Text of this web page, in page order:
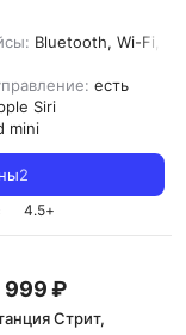
Bluetooth, Wi-Fi,
есть
Siri
mini
2
4.5+
999 ₽
Стрит,